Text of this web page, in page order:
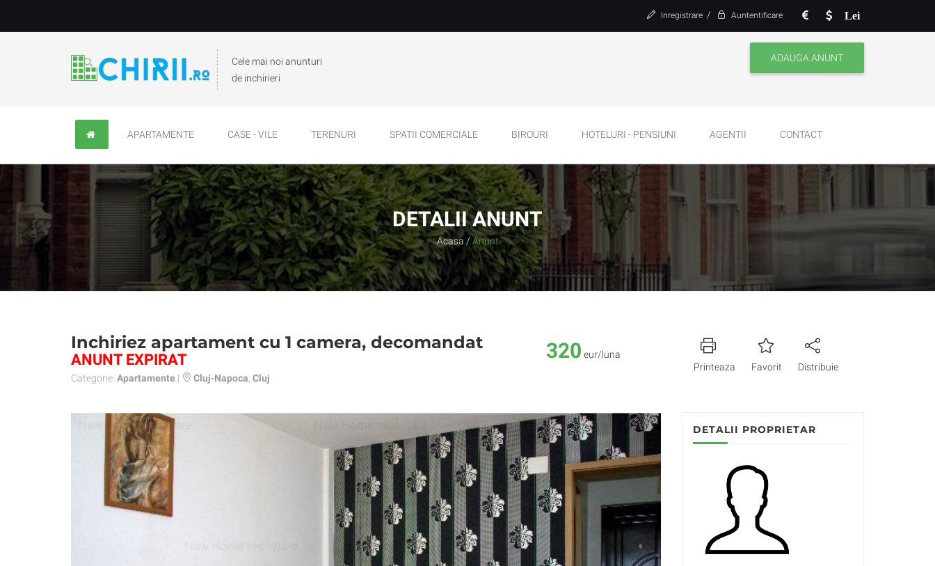
Lei
Inregistrare / Auntentificare
Cele mai noi anunturi
de inchirieri
ADAUGA ANUNT
APARTAMENTE CASE - VILE TERENURI SPATII COMERCIALE BIROURI HOTELURI - PENSIUNI AGENTII CONTACT
DETALII ANUNT
Acasa / Anunt
Inchiriez apartament cu 1 camera, decomandat
ANUNT EXPIRAT
Categorie: Apartamente | Cluj-Napoca Cluj
320 eur/luna
Printeaza
Favorit Distribuie
DETALII PROPRIETAR